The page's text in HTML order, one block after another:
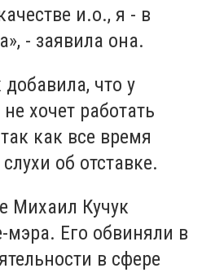
и.о., я - в
- заявила она.
что у
хочет работать
как все время
об отставке.
Михаил Кучук
мэра. Его обвиняли в
в сфере